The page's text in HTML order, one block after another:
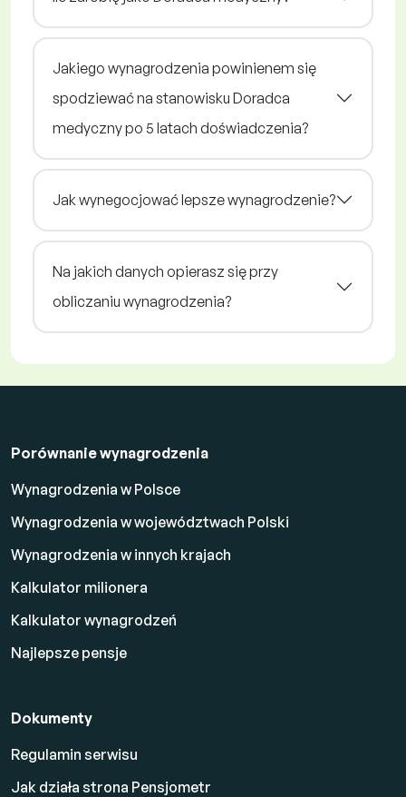
Jakiego wynagrodzenia powinienem się
spodziewać na stanowisku Doradca
medyczny po 5 latach doświadczenia?
Jak wynegocjować lepsze wynagrodzenie?
Na jakich danych opierasz się przy
obliczaniu wynagrodzenia?
Porównanie wynagrodzenia
Wynagrodzenia w Polsce
Wynagrodzenia w województwach Polski
Wynagrodzenia w innych krajach
Kalkulator milionera
Kalkulator wynagrodzeń
Najlepsze pensje
Dokumenty
Regulamin serwisu
Jak działa strona Pensjometr